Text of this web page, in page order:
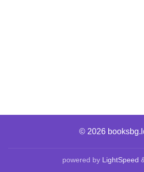
© 2026
powered by LightSpeed